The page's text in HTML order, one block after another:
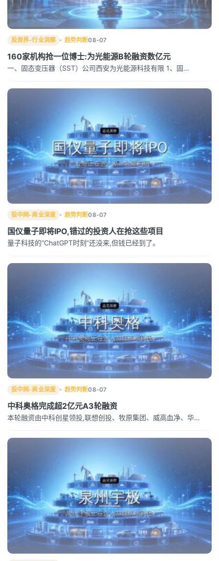
投资界-行业洞察 趋势判断08-07
160家机构抢一位博士:为光能源B轮融资数亿元
一、固态变压器（SST）公司西安为光能源科技有限 1、固…
投中网-商业深度 趋势判断08-07
国仪量子即将IPO,错过的投资人在抢这些项目
量子科技的“ChatGPT时刻”还没来,但钱已经到了。
投中网-商业深度 趋势判断08-07
中科奥格完成超2亿元A3轮融资
本轮融资由中科创星领投,联想创投、牧原集团、威高血净、华…